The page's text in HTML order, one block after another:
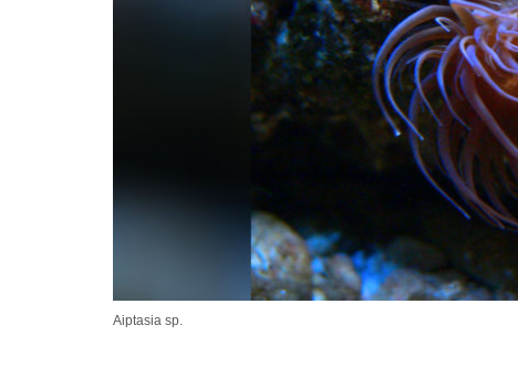
Aiptasia sp.